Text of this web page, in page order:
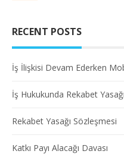
RECENT POSTS
İş İlişkisi Devam Ederken
İş Hukukunda Rekabet
Rekabet Yasağı Sözleşmesi
Katkı Payı Alacağı Davası